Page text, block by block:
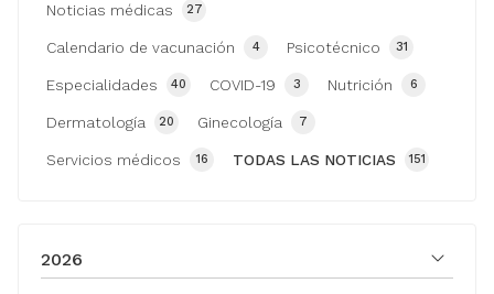
TODAS LAS NOTICIAS 151
Noticias médicas 27
Calendario de vacunación 4 Psicotécnico 31
Especialidades 40 COVID-19 3 Nutrición 6
Dermatología 20 Ginecología 7
Servicios médicos 16
2026